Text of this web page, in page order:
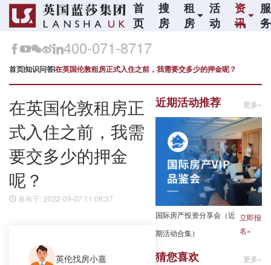
首
页
搜
房
租
房
活
动
资
讯
服
务
400-071-8717
首页知识问答在英国伦敦租房正式入住之前，我需要交多少的押金呢？
在英国伦敦租房正
式入住之前，我需
要交多少的押金
呢？
发布于: 2022-09-07 11:08:37
英伦找房小嘉
近期活动推荐 更多»
国际房产投资分享会（近
期活动合集）
立即报
名»
猜您喜欢 更多»